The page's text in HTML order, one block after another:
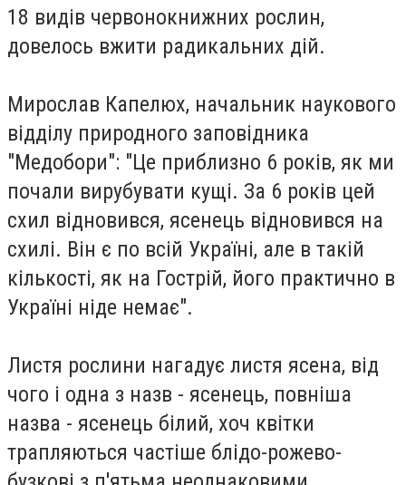
18 видів червонокнижних рослин,
довелось вжити радикальних дій.
Мирослав Капелюх, начальник наукового
відділу природного заповідника
"Медобори": "Це приблизно 6 років, як ми
почали вирубувати кущі. За 6 років цей
схил відновився, ясенець відновився на
схилі. Він є по всій Україні, але в такій
кількості, як на Гострій, його практично в
Україні ніде немає".
Листя рослини нагадує листя ясена, від
чого і одна з назв - ясенець, повніша
назва - ясенець білий, хоч квітки
трапляються частіше блідо-рожево-